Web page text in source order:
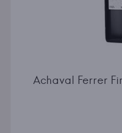
Achaval Ferrer